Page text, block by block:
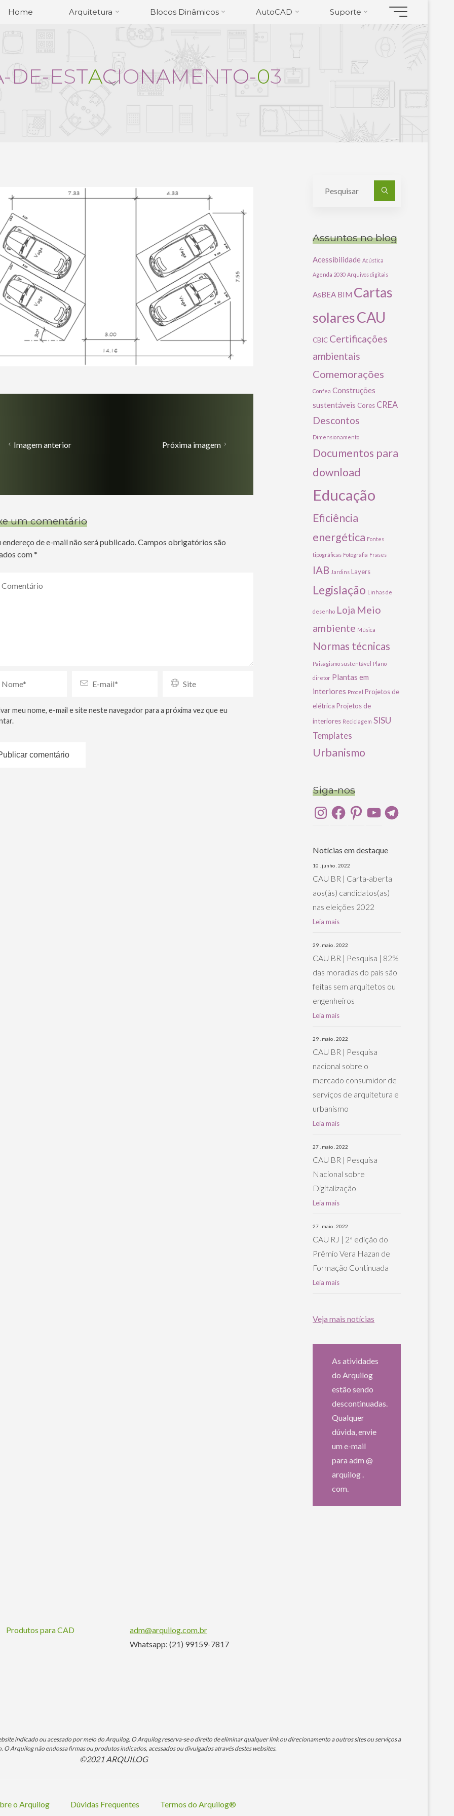
Home Arquitetura Blocos Dinâmicos AutoCAD Suporte
-DE-ESTACIONAMENTO-03
Imagem anterior Próxima imagem
um comentário
endereço de e-mail não será publicado. Campos obrigatórios são
com*
meu nome, e-mail e site neste navegador para a próxima vez que eu
Assuntos no blog
Acessibilidade Acústica
Agenda 2030 Arquivos digitais
AsBEA BIM Cartas
solaresCAU
CBIC Certificações
ambientais
Comemorações
Confea Construções
sustentáveis Cores CREA
Descontos
Dimensionamento
Documentos para
download
Educação
Eficiência
energética Fontes
tipográficas Fotografia Frases
IAB Jardins Layers
Legislação Linhas de
desenho Loja Meio
ambiente Música
Normas técnicas
Paisagismo sustentável Plano
diretor Plantas em
interiores Procel Projetos de
elétrica Projetos de
interiores Reciclagem SISU
Templates
Urbanismo
Siga-nos
InstagramFacebookPinterestYouTubeTelegram
Notícias em destaque
10 . junho . 2022
CAU BR | Carta-aberta
aos(às) candidatos(as)
nas eleições 2022
Leia mais
29 . maio . 2022
CAU BR | Pesquisa | 82%
das moradias do país são
feitas sem arquitetos ou
engenheiros
Leia mais
29 . maio . 2022
CAU BR | Pesquisa
nacional sobre o
mercado consumidor de
serviços de arquitetura e
urbanismo
Leia mais
27 . maio . 2022
CAU BR | Pesquisa
Nacional sobre
Digitalização
Leia mais
27 . maio . 2022
CAU RJ | 2ª edição do
Prêmio Vera Hazan de
Formação Continuada
Leia mais
Veja mais notícias
As atividades
do Arquilog
estão sendo
descontinuadas.
Qualquer
dúvida, envie
um e-mail
para adm @
arquilog .
com.
Produtos para CAD
adm@arquilog.com.br
Whatsapp: (21) 99159-7817
indicado ou acessado por meio do Arquilog. O Arquilog reserva-se o direito de eliminar qualquer link ou direcionamento a outros sites ou serviços a
O Arquilog não endossa firmas ou produtos indicados, acessados ou divulgados através destes websites.
©2021 ARQUILOG
o Arquilog Dúvidas Frequentes Termos do Arquilog®